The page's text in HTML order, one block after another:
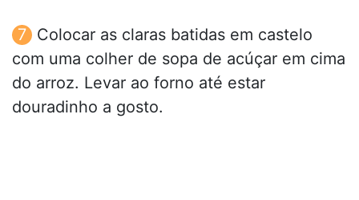
Colocar as claras batidas em castelo
com uma colher de sopa de acúçar em cima
do arroz. Levar ao forno até estar
douradinho a gosto.